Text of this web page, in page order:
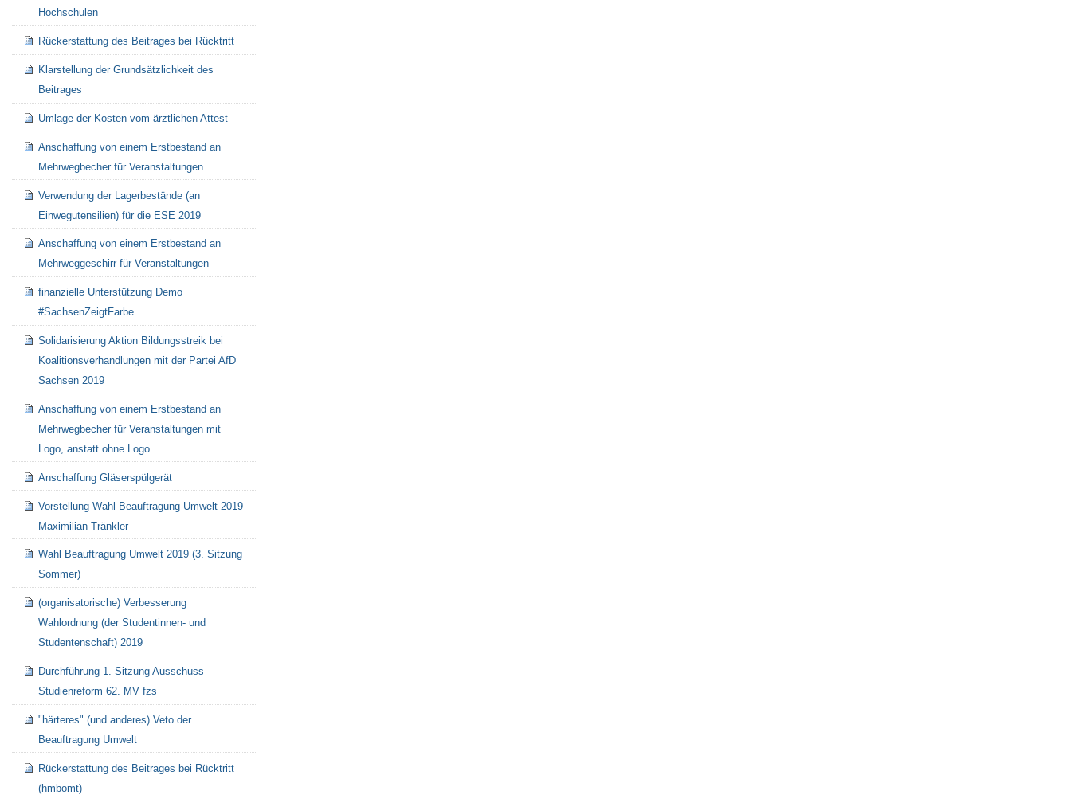
Hochschulen
Rückerstattung des Beitrages bei Rücktritt
Klarstellung der Grundsätzlichkeit des
Beitrages
Umlage der Kosten vom ärztlichen Attest
Anschaffung von einem Erstbestand an
Mehrwegbecher für Veranstaltungen
Verwendung der Lagerbestände (an
Einwegutensilien) für die ESE 2019
Anschaffung von einem Erstbestand an
Mehrweggeschirr für Veranstaltungen
finanzielle Unterstützung Demo
#SachsenZeigtFarbe
Solidarisierung Aktion Bildungsstreik bei
Koalitionsverhandlungen mit der Partei AfD
Sachsen 2019
Anschaffung von einem Erstbestand an
Mehrwegbecher für Veranstaltungen mit
Logo, anstatt ohne Logo
Anschaffung Gläserspülgerät
Vorstellung Wahl Beauftragung Umwelt 2019
Maximilian Tränkler
Wahl Beauftragung Umwelt 2019 (3. Sitzung
Sommer)
(organisatorische) Verbesserung
Wahlordnung (der Studentinnen- und
Studentenschaft) 2019
Durchführung 1. Sitzung Ausschuss
Studienreform 62. MV fzs
"härteres" (und anderes) Veto der
Beauftragung Umwelt
Rückerstattung des Beitrages bei Rücktritt
(hmbomt)